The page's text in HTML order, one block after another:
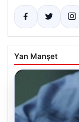
Yan Manşet